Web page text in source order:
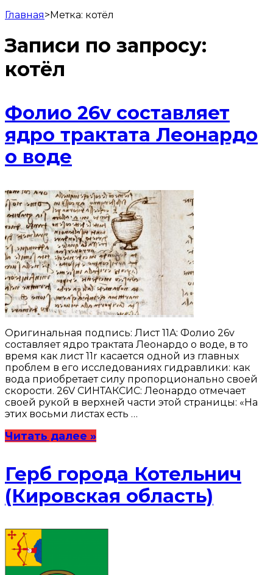
Главная>Метка: котёл
Записи по запросу:
котёл
Фолио 26v составляет
ядро ​​трактата Леонардо
о воде
Оригинальная подпись: Лист 11A: Фолио 26v
составляет ядро ​​трактата Леонардо о воде, в то
время как лист 11r касается одной из главных
проблем в его исследованиях гидравлики: как
вода приобретает силу пропорционально своей
скорости. 26V СИНТАКСИС: Леонардо отмечает
своей рукой в ​​верхней части этой страницы: «На
этих восьми листах есть …
Читать далее »
Герб города Котельнич
(Кировская область)